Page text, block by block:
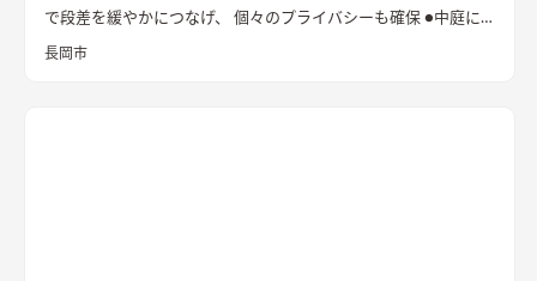
で段差を緩やかにつなげ、 個々のプライバシーも確保 ●中庭に
立てた純白の壁は、光と風を拡散し内へと届ける
長岡市